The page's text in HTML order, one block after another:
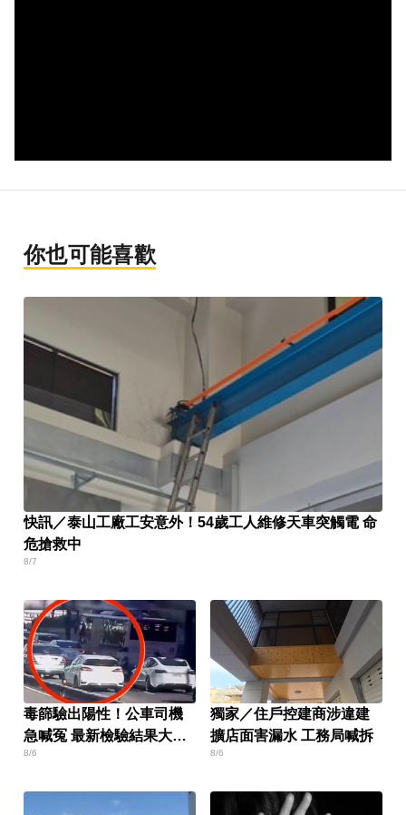
你也可能喜歡
快訊／泰山工廠工安意外！54歲工人維修天車突觸電 命
危搶救中
8/7
毒篩驗出陽性！公車司機
急喊冤 最新檢驗結果大逆
轉
8/6
獨家／住戶控建商涉違建
擴店面害漏水 工務局喊拆
8/6